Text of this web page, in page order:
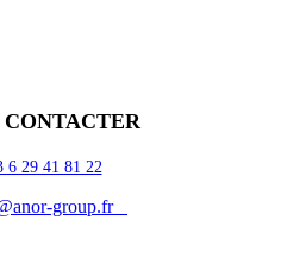
CONTACTER
6 29 41 81 22
group.fr